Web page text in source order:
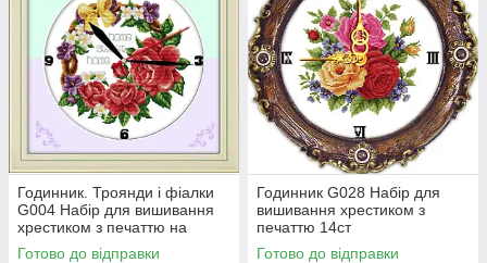
Годинник. Троянди і фіалки
G004 Набір для вишивання
хрестиком з печаттю на
тканині 11ст
Готово до відправки
Годинник G028 Набір для
вишивання хрестиком з
печаттю 14ст
Готово до відправки